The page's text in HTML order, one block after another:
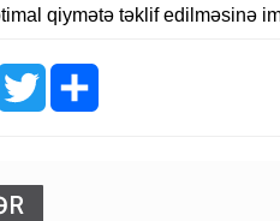
qiymətə təklif edilməsinə
Twitter